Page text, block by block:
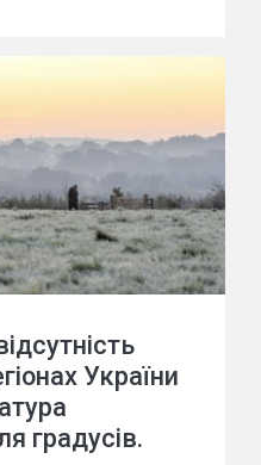
України
градусів.